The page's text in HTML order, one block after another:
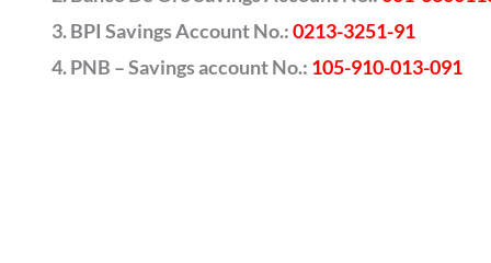
BPI Savings Account No.:0213-3251-91
PNB – Savings account No.: 105-910-013-091